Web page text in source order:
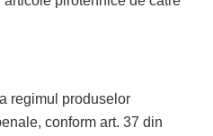
regimul produselor
conform art. 37 din